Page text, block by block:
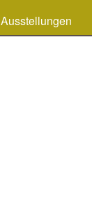
Ausstellungen